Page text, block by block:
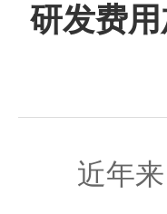
研发费
近年来